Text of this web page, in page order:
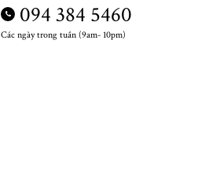
094 384 5460
Các ngày trong tuần (9am- 10pm)